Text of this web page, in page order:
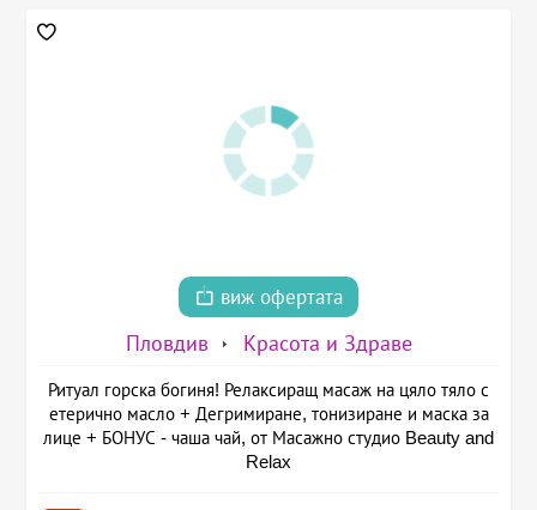
виж офертата
Пловдив Красота и Здраве
Ритуал горска богиня! Релаксиращ масаж на цяло тяло с
етерично масло + Дегримиране, тонизиране и маска за
лице + БОНУС - чаша чай, от Масажно студио Beauty and
Relax